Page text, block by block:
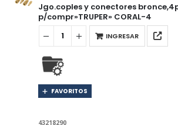
Jgo.coples y conectores
p/compr»TRUPER» CORAL-4
INGRESAR
FAVORITOS
43218290